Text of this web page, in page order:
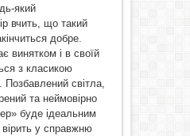
який
вчить, що такий
добре.
винятком і в своїй
з класикою
Позбавлений світла,
та неймовірно
буде ідеальним
у справжню